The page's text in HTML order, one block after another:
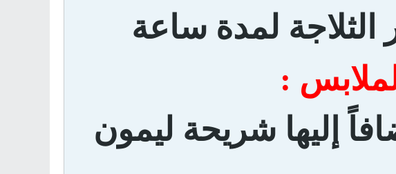
لمدة ساعة
:
إليها شريحة ليمون